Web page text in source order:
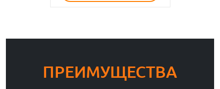
ПРЕИМУЩЕСТВА